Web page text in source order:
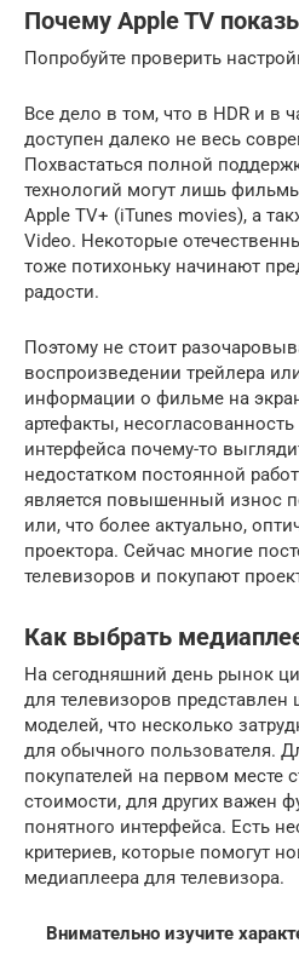
Почему Apple TV
Попробуйте проверить
Все дело в том, что в HDR и в
доступен далеко не весь
Похвастаться полной
технологий могут лишь
Apple TV+ (iTunes movies), а
Video. Некоторые
тоже потихоньку начинают
радости.
Поэтому не стоит
воспроизведении трейлера
информации о фильме на
артефакты,
интерфейса почему-то
недостатком постоянной
является повышенный износ
или, что более актуально,
проектора. Сейчас многие
телевизоров и покупают
Как выбрать
На сегодняшний день рынок
для телевизоров
моделей, что несколько
для обычного пользователя.
покупателей на первом месте
стоимости, для других важен
понятного интерфейса. Есть
критериев, которые помогут
медиаплеера для телевизора.
Внимательно изучите